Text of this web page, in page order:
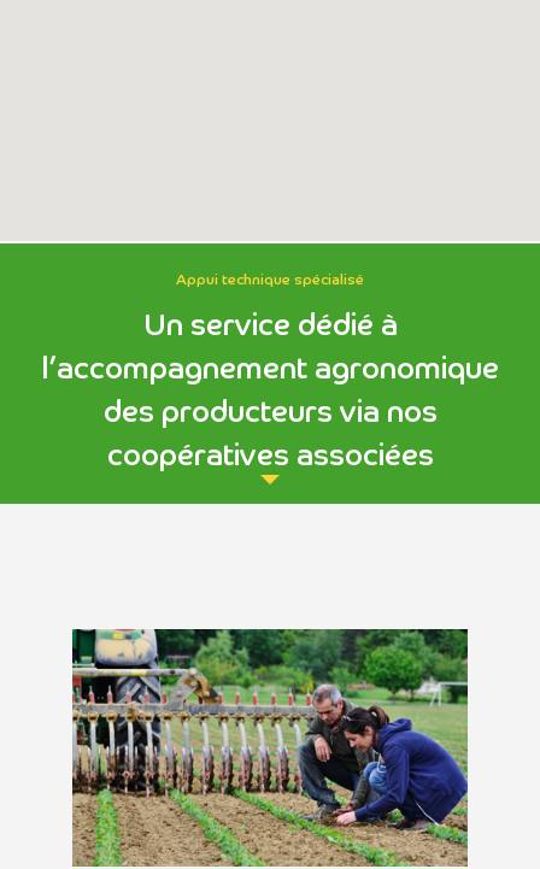
Appui technique spécialisé
Un service dédié à
l’accompagnement agronomique
des producteurs via nos
coopératives associées